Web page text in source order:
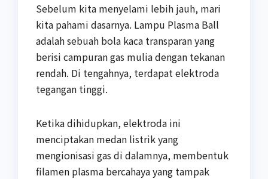
Sebelum kita menyelami lebih jauh, mari
kita pahami dasarnya. Lampu Plasma Ball
adalah sebuah bola kaca transparan yang
berisi campuran gas mulia dengan tekanan
rendah. Di tengahnya, terdapat elektroda
tegangan tinggi.
Ketika dihidupkan, elektroda ini
menciptakan medan listrik yang
mengionisasi gas di dalamnya, membentuk
filamen plasma bercahaya yang tampak